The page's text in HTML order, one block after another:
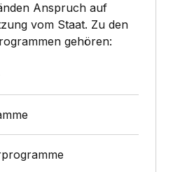
Anspruch auf
vom Staat. Zu den
gehören: